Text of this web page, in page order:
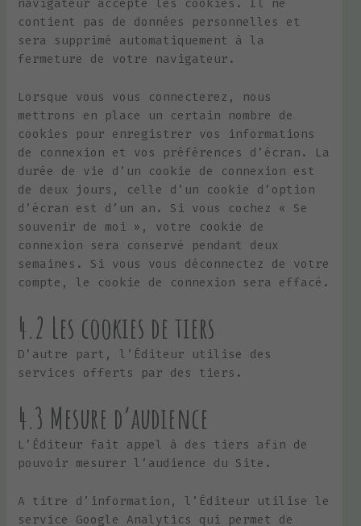
navigateur accepte les cookies. Il ne
contient pas de données personnelles et
sera supprimé automatiquement à la
fermeture de votre navigateur.
Lorsque vous vous connecterez, nous
mettrons en place un certain nombre de
cookies pour enregistrer vos informations
de connexion et vos préférences d’écran. La
durée de vie d’un cookie de connexion est
de deux jours, celle d’un cookie d’option
d’écran est d’un an. Si vous cochez « Se
souvenir de moi », votre cookie de
connexion sera conservé pendant deux
semaines. Si vous vous déconnectez de votre
compte, le cookie de connexion sera effacé.
4.2 Les cookies de tiers
D’autre part, l’Éditeur utilise des
services offerts par des tiers.
4.3 Mesure d’audience
L’Éditeur fait appel à des tiers afin de
pouvoir mesurer l’audience du Site.
A titre d’information, l’Éditeur utilise le
service Google Analytics qui permet de